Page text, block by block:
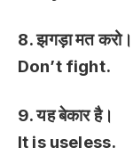
8. झगड़ा मत करो।
Don’t fight.
9. यह बेकार है।
It is useless.